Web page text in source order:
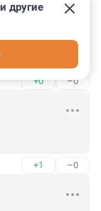
+0 –0
другие
+1 –0